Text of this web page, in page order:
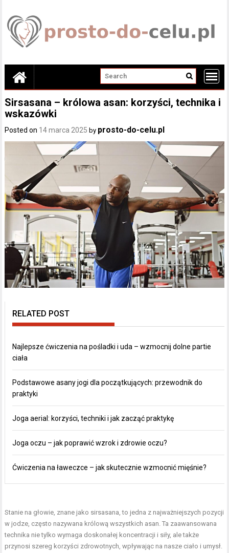
content
Sirsasana – królowa asan: korzyści, technika i
wskazówki
Posted on 14 marca 2025 by prosto-do-celu.pl
RELATED POST
Najlepsze ćwiczenia na pośladki i uda – wzmocnij dolne partie
ciała
Podstawowe asany jogi dla początkujących: przewodnik do
praktyki
Joga aerial: korzyści, techniki i jak zacząć praktykę
Joga oczu – jak poprawić wzrok i zdrowie oczu?
Ćwiczenia na ławeczce – jak skutecznie wzmocnić mięśnie?
Stanie na głowie, znane jako sirsasana, to jedna z najważniejszych pozycji
w jodze, często nazywana królową wszystkich asan. Ta zaawansowana
technika nie tylko wymaga doskonałej koncentracji i siły, ale także
przynosi szereg korzyści zdrowotnych, wpływając na nasze ciało i umysł.